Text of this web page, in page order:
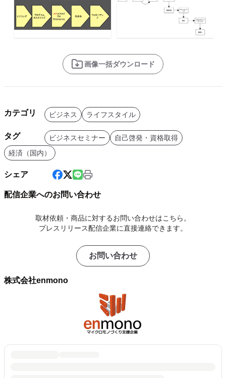
画像一括ダウンロード
カテゴリ ビジネス ライフスタイル
タグ ビジネスセミナー
自己啓発・資格取得
経済（国内）
シェア
配信企業へのお問い合わせ
取材依頼・商品に対するお問い合わせはこちら。
プレスリリース配信企業に直接連絡できます。
お問い合わせ
株式会社enmono